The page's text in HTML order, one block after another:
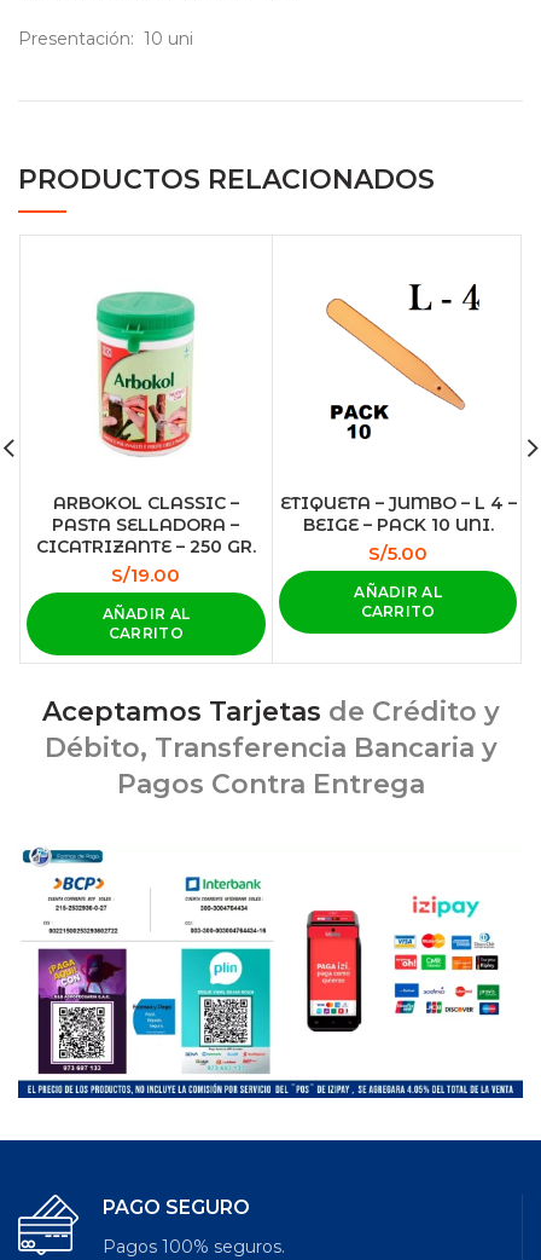
Presentación: 10 uni
PRODUCTOS RELACIONADOS
ARBOKOL CLASSIC –
PASTA SELLADORA –
CICATRIZANTE – 250 GR.
S/19.00
AÑADIR AL
CARRITO
ETIQUETA – JUMBO – L 4 –
BEIGE – PACK 10 UNI.
S/5.00
AÑADIR AL
CARRITO
Aceptamos Tarjetas de Crédito y
Débito, Transferencia Bancaria y
Pagos Contra Entrega
PAGO SEGURO
Pagos 100% seguros.